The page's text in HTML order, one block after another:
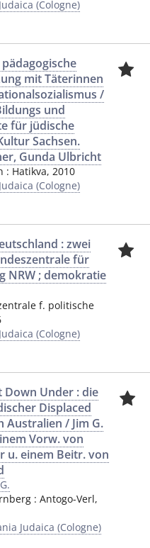
(Cologne)
mit Täterinnen
/
und
für jüdische
Sachsen.
Gunda Ulbricht
: Hatikva, 2010
(Cologne)
: zwei
für
NRW ; demokratie
f. politische
(Cologne)
Down Under : die
Displaced
Australien / Jim G.
Vorw. von
u. einem Beitr. von
: Antogo-Verl,
Judaica (Cologne)